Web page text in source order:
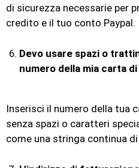
di sicurezza necessarie per
credito e il tuo conto Paypal.
Devo usare spazi o
numero della mia carta
Inserisci il numero della tua
senza spazi o caratteri
come una stringa continua